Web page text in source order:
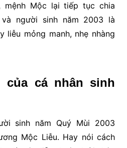
mệnh Mộc lại tiếp tục chia
người sinh năm 2003 là
liễu mỏng manh, nhẹ nhàng
của cá nhân sinh
sinh năm Quý Mùi 2003
Mộc Liễu. Hay nói cách